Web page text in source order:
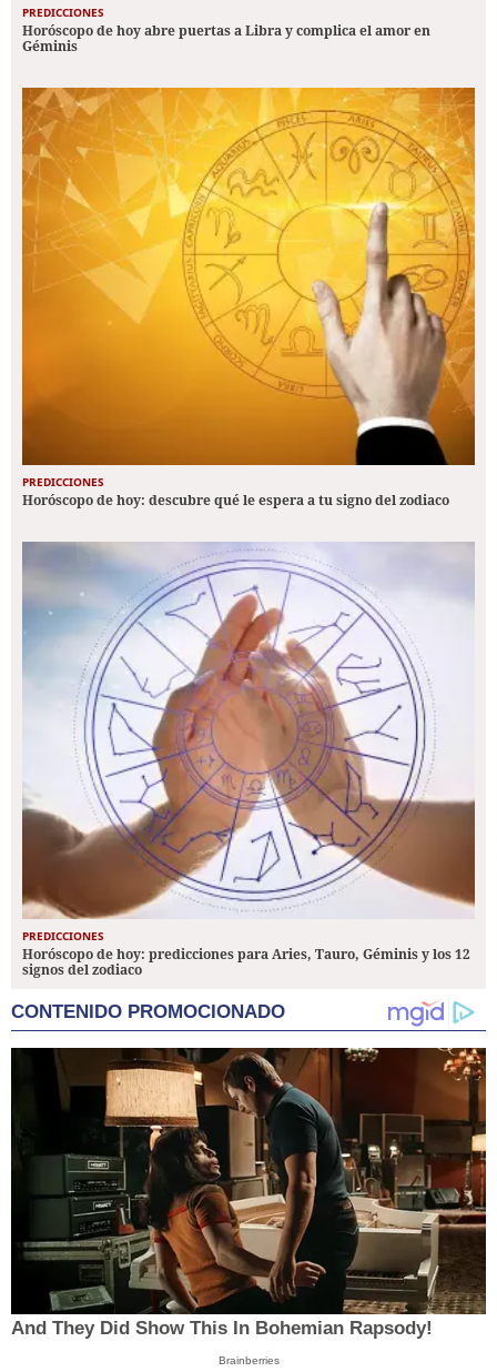
PREDICCIONES
Horóscopo de hoy abre puertas a Libra y complica el amor en
Géminis
PREDICCIONES
Horóscopo de hoy: descubre qué le espera a tu signo del zodiaco
PREDICCIONES
Horóscopo de hoy: predicciones para Aries, Tauro, Géminis y los 12
signos del zodiaco
CONTENIDO PROMOCIONADO
And They Did Show This In Bohemian Rapsody!
Brainberries